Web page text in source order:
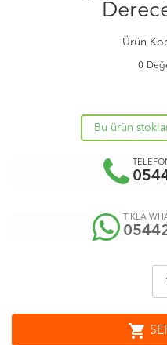
Ürün
0
Bu ürün
TIKLA
shopping_cart